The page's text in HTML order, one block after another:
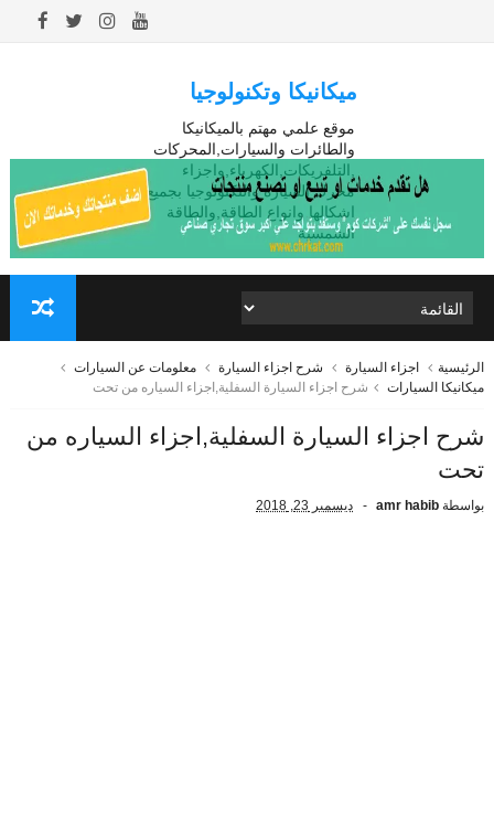
ميكانيكا وتكنولوجيا
موقع علمي مهتم بالميكانيكا
والطائرات والسيارات,المحركات
,التلفريكات,الكهرباء,واجزاء
محرك السيارة والتكنولوجيا بجميع
اشكالها وانواع الطاقة,والطاقة
الشمسية
الرئيسية اجزاء السيارة شرح اجزاء السيارة
معلومات عن السيارات
ميكانيكا السيارات
شرح اجزاء السيارة السفلية,اجزاء السياره من تحت
شرح اجزاء السيارة السفلية,اجزاء السياره من
تحت
بواسطة amr habib ديسمبر 23, 2018